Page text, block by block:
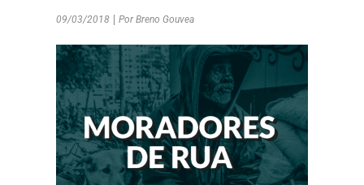
09/03/2018 Por Breno Gouvea